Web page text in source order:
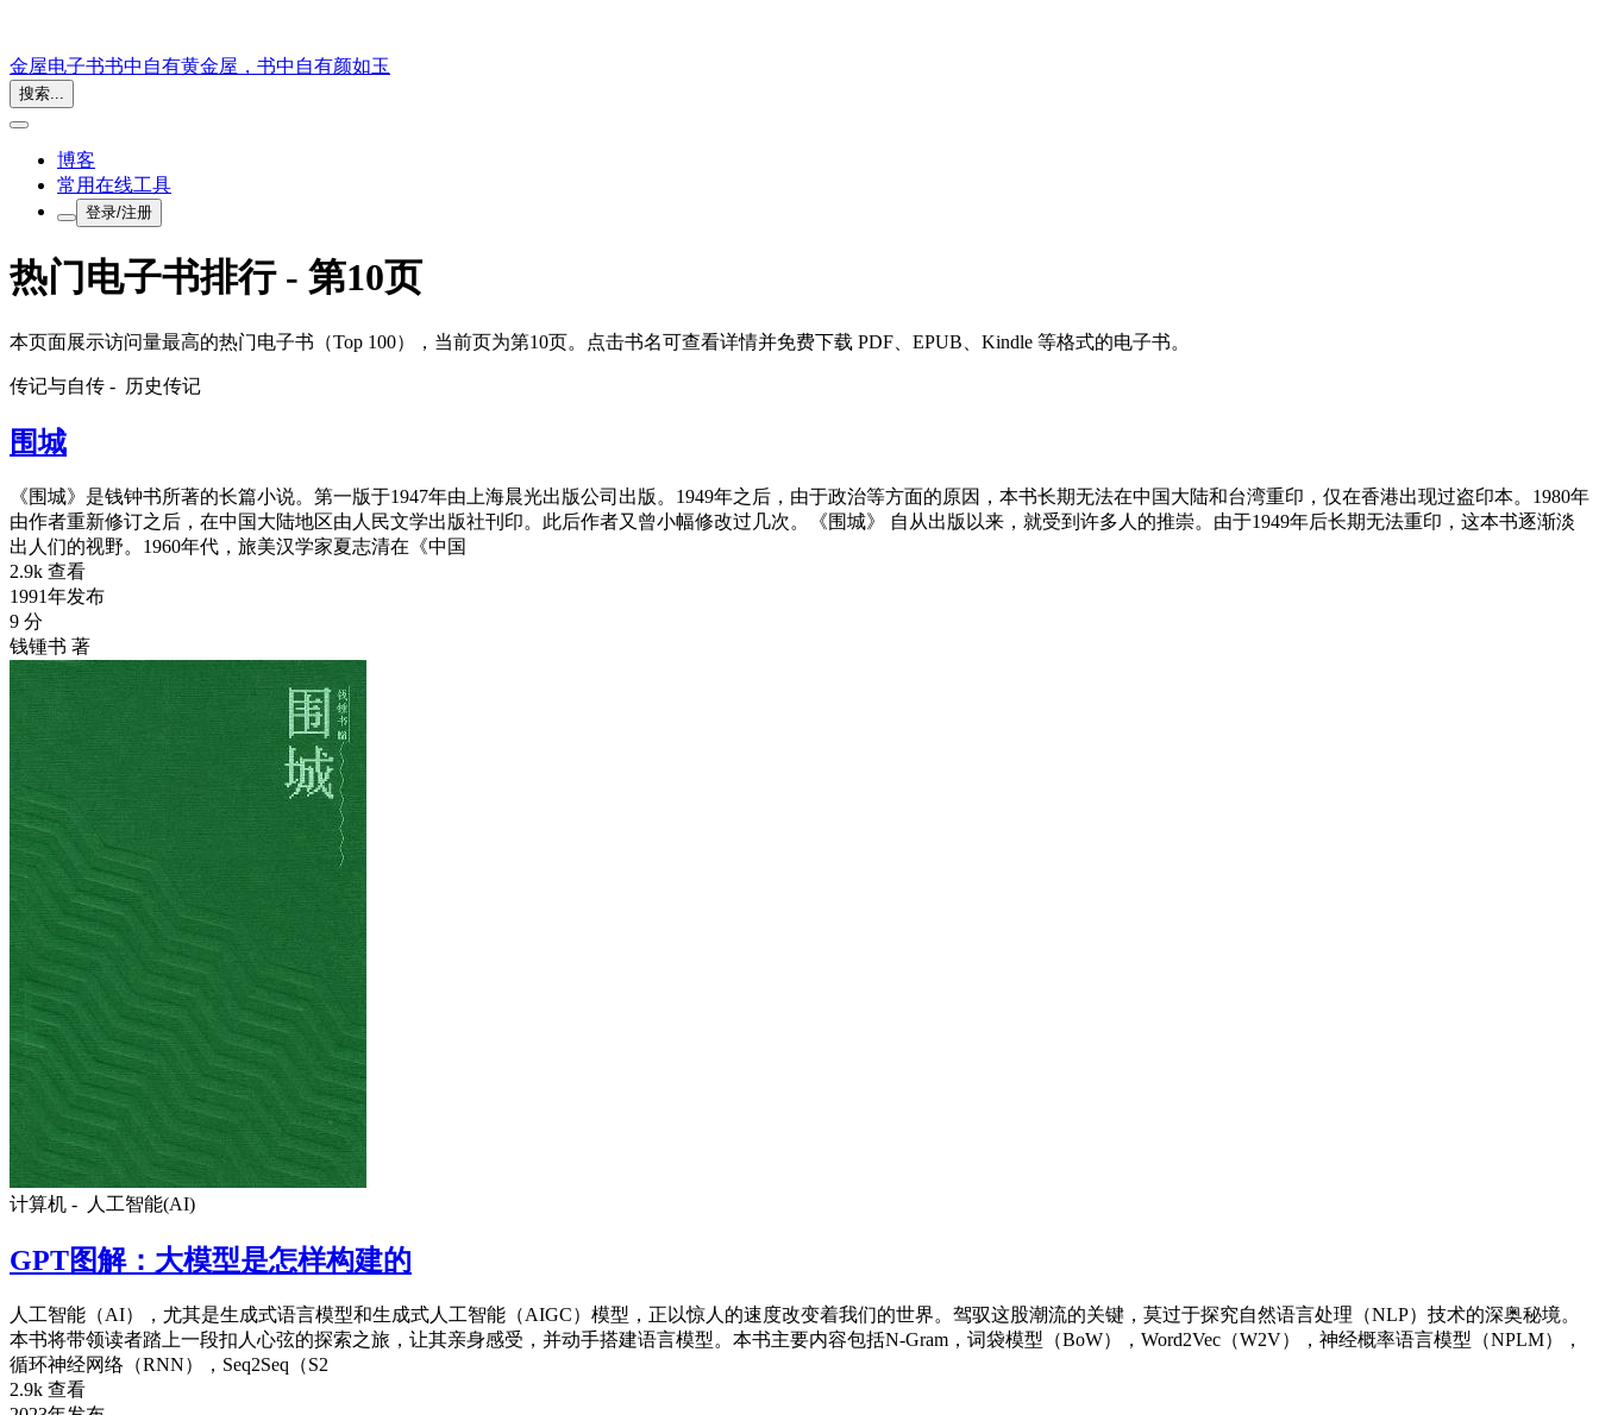
金屋电子书书中自有黄金屋，书中自有颜如玉
搜索...
博客
常用在线工具
登录/注册
热门电子书排行 - 第10页
本页面展示访问量最高的热门电子书（Top 100），当前页为第10页。点击书名可查看详情并免费下载 PDF、EPUB、Kindle 等格式的电子书。
传记与自传 - 历史传记
围城
《围城》是钱钟书所著的长篇小说。第一版于1947年由上海晨光出版公司出版。1949年之后，由于政治等方面的原因，本书长期无法在中国大陆和台湾重印，仅在香港出现过盗印本。1980年
由作者重新修订之后，在中国大陆地区由人民文学出版社刊印。此后作者又曾小幅修改过几次。《围城》 自从出版以来，就受到许多人的推崇。由于1949年后长期无法重印，这本书逐渐淡
出人们的视野。1960年代，旅美汉学家夏志清在《中国
2.9k 查看
1991年发布
9 分
钱锺书 著
计算机 - 人工智能(AI)
GPT图解：大模型是怎样构建的
人工智能（AI），尤其是生成式语言模型和生成式人工智能（AIGC）模型，正以惊人的速度改变着我们的世界。驾驭这股潮流的关键，莫过于探究自然语言处理（NLP）技术的深奥秘境。
本书将带领读者踏上一段扣人心弦的探索之旅，让其亲身感受，并动手搭建语言模型。本书主要内容包括N-Gram，词袋模型（BoW），Word2Vec（W2V），神经概率语言模型（NPLM），
循环神经网络（RNN），Seq2Seq（S2
2.9k 查看